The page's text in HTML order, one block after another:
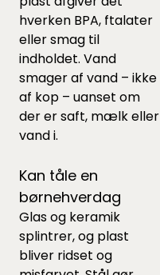
hverken BPA, ftalater
eller smag til
indholdet. Vand
smager af vand – ikke
af kop – uanset om
der er saft, mælk eller
vand i.
Kan tåle en
børnehverdag
Glas og keramik
splintrer, og plast
bliver ridset og